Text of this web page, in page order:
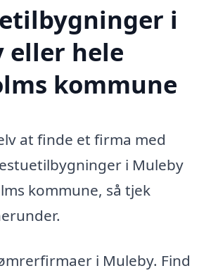
i
eller hele
kommune
at finde et firma med
i Muleby
kommune, så tjek
i Muleby. Find